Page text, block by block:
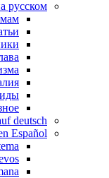
русском
deutsch
Español